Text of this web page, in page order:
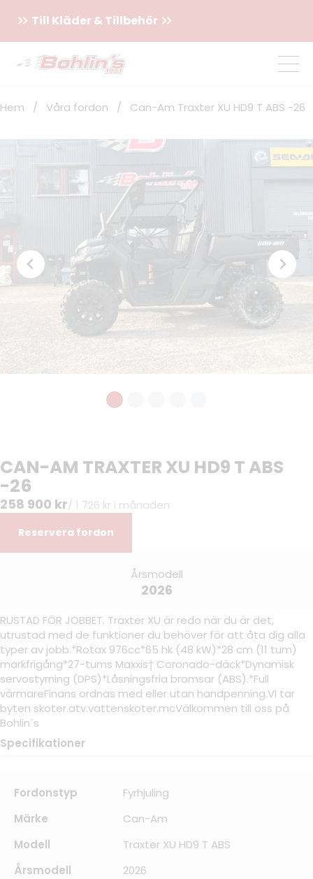
Till Kläder & Tillbehör
Hem / Våra fordon / Can-Am Traxter XU HD9 T ABS -26
CAN-AM TRAXTER XU HD9 T ABS
-26
258 900 kr/ 1 726 kr i månaden
Reservera fordon
Årsmodell
2026
RUSTAD FÖR JOBBET. Traxter XU är redo när du är det,
utrustad med de funktioner du behöver för att åta dig alla
typer av jobb.*Rotax 976cc*65 hk (48 kW)*28 cm (11 tum)
markfrigång*27-tums Maxxis† Coronado-däck*Dynamisk
servostyrning (DPS)*Låsningsfria bromsar (ABS).*Full
värmareFinans ordnas med eller utan handpenning.VI tar
byten skoter.atv.vattenskoter.mcVälkommen till oss på
Bohlin`s
Specifikationer
Fordonstyp
Fyrhjuling
Märke
Can-Am
Modell
Traxter XU HD9 T ABS
Årsmodell
2026